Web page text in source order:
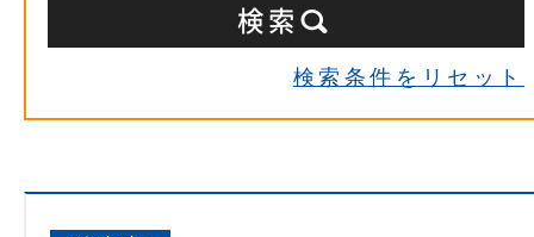
検索条件をリセット